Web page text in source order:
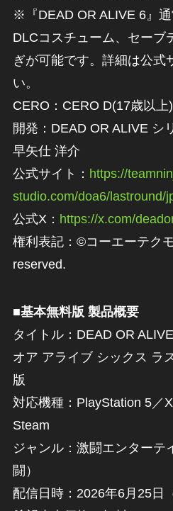
※『DEAD OR ALIVE 6』
DLCコスチューム、セーブ
ぎが可能です。詳細は公式
い。
CERO：CERO D(17歳以上)
開発：DEAD OR ALIVE シ
早矢仕 洋介
公式サイト： https://
studio.com/doa6/lastround/
公式X： https://x.com/
権利表記：©コーエーテク
reserved.
■基本無料版 製品概要
タイトル：DEAD OR
オア アライブ シックス ラ
版
対応機種：PlayStation 5／
Steam
ジャンル：激闘エンターテ
闘）
配信日時：2026年6月25日